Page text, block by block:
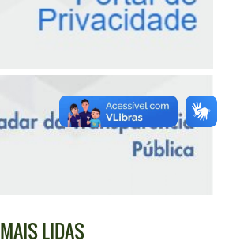
MAIS LIDAS